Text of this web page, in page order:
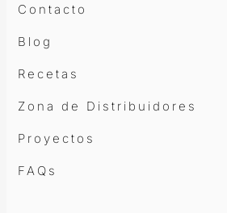
Contacto
Blog
Recetas
Zona de Distribuidores
Proyectos
FAQs